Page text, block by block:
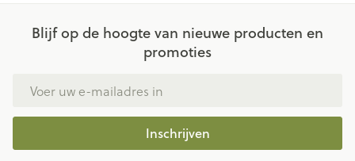
Blijf op de hoogte van nieuwe producten en
promoties
Inschrijven